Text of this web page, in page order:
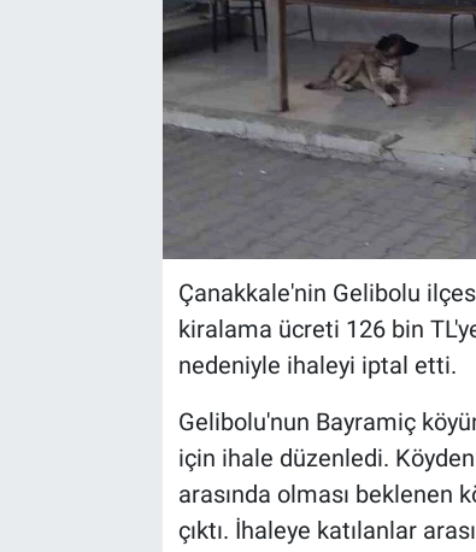
Çanakkale'nin Gelibolu
kiralama ücreti 126 bin
nedeniyle ihaleyi iptal etti.
Gelibolu'nun Bayramiç
için ihale düzenledi. Köyden
arasında olması beklenen
çıktı. İhaleye katılanlar